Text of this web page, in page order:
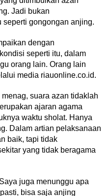
Jadi bukan
seperti gongongan anjing.
dengan
seperti itu, dalam
orang lain. Orang lain
media riauonline.co.id.
suara azan tidaklah
ajaran agama
waktu sholat. Hanya
Dalam artian pelaksanaan
baik, tapi tidak
yang tidak beragama
juga menunggu apa
bisa saja anjing